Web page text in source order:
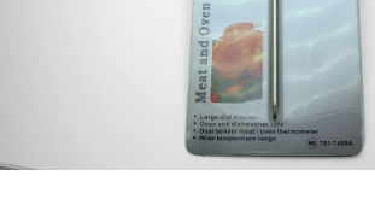
WERKSBESICHTIGUNG